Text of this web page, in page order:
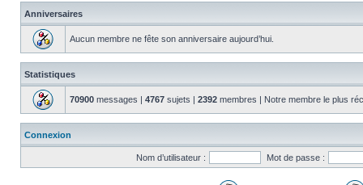
Anniversaires
Aucun membre ne fête son anniversaire aujourd’hui.
Statistiques
70900 messages | 4767 sujets | 2392 membres | Notre membre le plus
Connexion
Nom d’utilisateur : Mot de passe :